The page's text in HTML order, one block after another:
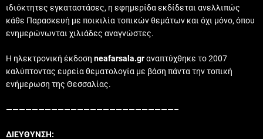
ιδιόκτητες εγκαταστάσες, η εφημερίδα εκδίδεται ανελλιπώς
κάθε Παρασκευή με ποικιλία τοπικών θεμάτων και όχι μόνο, όπου
ενημερώνωνται χιλιάδες αναγνώστες.
Η ηλεκτρονική έκδοση neafarsala.grαναπτύχθηκε το 2007
καλύπτοντας ευρεία θεματολογία με βάση πάντα την τοπική
ενήμερωση της Θεσσαλίας.
——————————————————————————–
ΔΙΕΥΘΥΝΣΗ: